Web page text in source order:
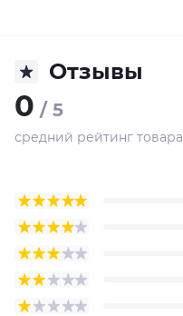
Отзывы
0 / 5
средний рейтинг товара